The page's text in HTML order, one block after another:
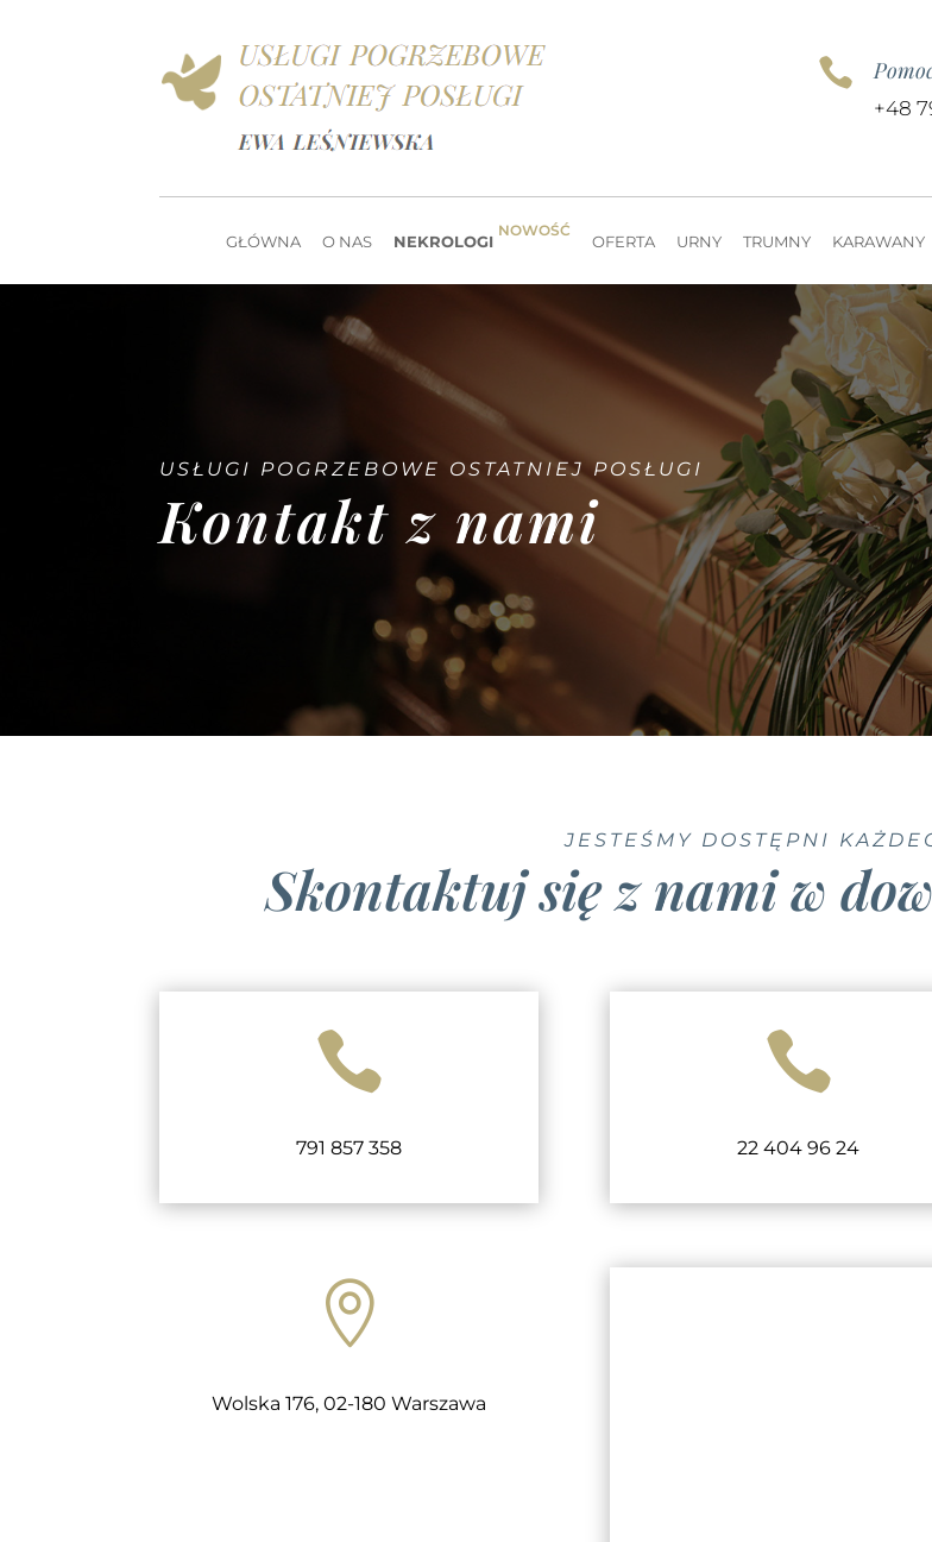

+48
GŁÓWNA O NAS NEKROLOGI
NOWOŚĆ
OFERTA URNY TRUMNY KARAWANY
USŁUGI POGRZEBOWE OSTATNIEJ POSŁUGI
Kontakt z nami
JESTEŚMY DOSTĘPNI
Skontaktuj się z nami w

791 857 358

22 404 96 24

Wolska 176, 02-180 Warszawa